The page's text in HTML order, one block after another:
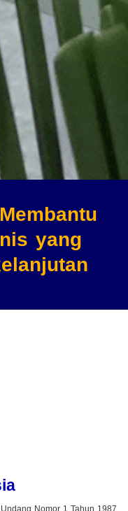
yang
Nomor 1 Tahun 1987